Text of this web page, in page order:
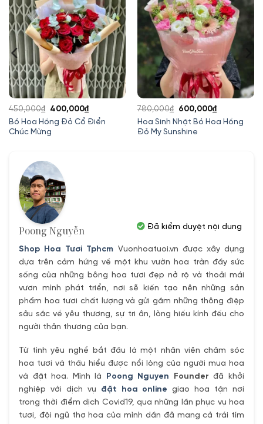
Bó Hoa Hồng Đỏ Cổ Điển
Chúc Mừng
450,000₫
Giá
gốc
là:
400,000₫Giá
hiện
Hoa Sinh Nhật Bó Hoa Hồng
Đỏ My Sunshine
780,000₫
Giá
gốc
là:
600,000₫Giá
hiện
Poong Nguyễn
Shop Hoa Tươi Tphcm Vuonhoatuoi.vn được xây dựng
dựa trên cảm hứng về một khu vườn hoa tràn đầy sức
sống của những bông hoa tươi đẹp nở rộ và thoải mái
vươn mình phát triển, nơi sẽ kiến tạo nên những sản
phẩm hoa tươi chất lượng và gửi gắm những thông điệp
sâu sắc về yêu thương, sự tri ân, lòng hiếu kính đếu cho
người thân thương của bạn.
Từ tình yêu nghề bắt đầu là một nhân viên chăm sóc
hoa tươi và thấu hiểu được nổi lòng của người mua hoa
và đặt hoa. Mình là Poong Nguyen Founder đã khởi
nghiệp với dịch vụ đặt hoa online giao hoa tận nơi
trong thời điểm dịch Covid19, qua những lần phục vụ hoa
tươi, đội ngũ thợ hoa của mình dần đã mang cả trái tím
Đã kiểm duyệt nội dung